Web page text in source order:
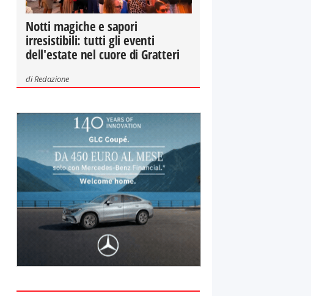
Notti magiche e sapori
irresistibili: tutti gli eventi
dell'estate nel cuore di Gratteri
diRedazione